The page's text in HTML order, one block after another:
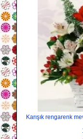
Karışık rengarenk